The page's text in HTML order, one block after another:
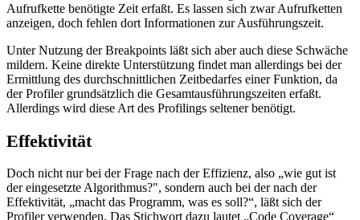
Aufrufkette benötigte Zeit erfaßt. Es lassen sich zwar Aufrufketten
anzeigen, doch fehlen dort Informationen zur Ausführungszeit.
Unter Nutzung der Breakpoints läßt sich aber auch diese Schwäche
mildern. Keine direkte Unterstützung findet man allerdings bei der
Ermittlung des durchschnittlichen Zeitbedarfes einer Funktion, da
der Profiler grundsätzlich die Gesamtausführungszeiten erfaßt.
Allerdings wird diese Art des Profilings seltener benötigt.
Effektivität
Doch nicht nur bei der Frage nach der Effizienz, also „wie gut ist
der eingesetzte Algorithmus?", sondern auch bei der nach der
Effektivität, „macht das Programm, was es soll?“, läßt sich der
Profiler verwenden. Das Stichwort dazu lautet „Code Coverage“